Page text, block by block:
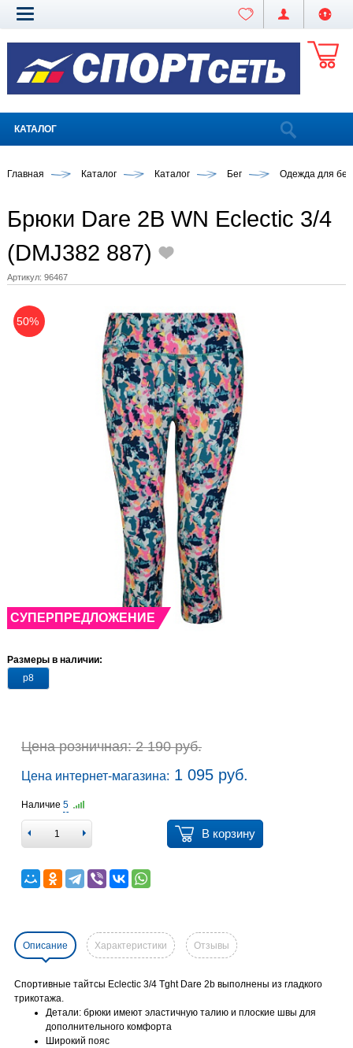
КАТАЛОГ
Главная Каталог Каталог Бег Одежда для
Брюки Dare 2B WN Eclectic 3/4
(DMJ382 887)
Артикул: 96467
50%
СУПЕРПРЕДЛОЖЕНИЕ
Размеры в наличии:
р8
Цена розничная: 2 190 руб.
Цена интернет-магазина: 1 095 руб.
Наличие 5
В корзину
Описание Характеристики Отзывы
Спортивные тайтсы Eclectic 3/4 Tght Dare 2b выполнены из гладкого
трикотажа.
Детали: брюки имеют эластичную талию и плоские швы для
дополнительного комфорта
Широкий пояс